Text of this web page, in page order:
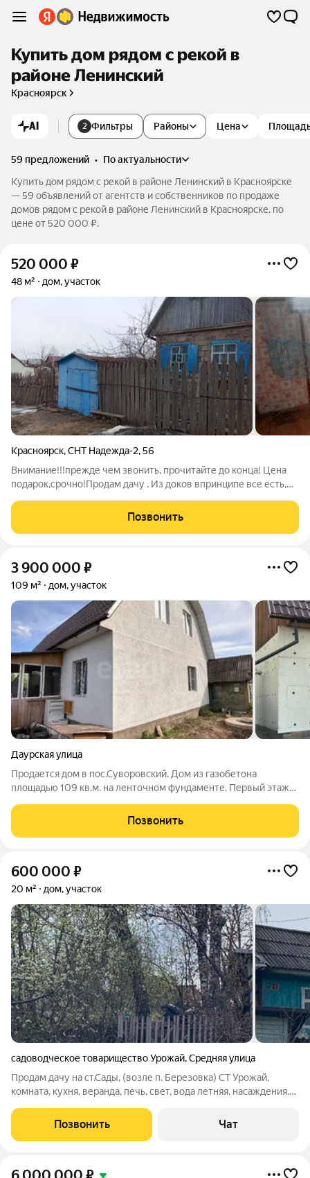
Купить дом рядом с рекой в
районе Ленинский
Красноярск
AI 2 Фильтры Цена
Районы
59 предложений •
по актуальности
Купить дом рядом с рекой в районе Ленинский в Красноярске
— 59 объявлений от агентств и собственников по продаже
домов рядом с рекой в районе Ленинский в Красноярске. по
цене от 520 000 ₽.
520 000 ₽
48 м² дом, участок
Красноярск,СНТ Надежда-2,56
Внимание!!!прежде чем звонить, прочитайте до конца! Цена
подарок,срочно!Продам дачу . Из доков впринципе все есть,
свид о смерти. Садовая книжка в наличии В пользовании с 1991
года, Дом 2
Позвонить
3 900 000 ₽
109 м² дом, участок
Даурская улица
Продается дом в пос.Суворовский. Дом из газобетона
площадью 109 кв.м. на ленточном фундаменте. Первый этаж
отделана декоративной штукатуркой. Состояние дома -
требуется косметический ремонт. Свет,
Позвонить
600 000 ₽
20 м² дом, участок
садоводческое товарищество Урожай,Средняя улица
Продам дачу на ст.Сады, (возле п. Березовка) СТ Урожай,
комната, кухня, веранда, печь, свет, вода летняя, насаждения.
с уклоном, кад.ном. 24:50:0500391:135
Позвонить Чат